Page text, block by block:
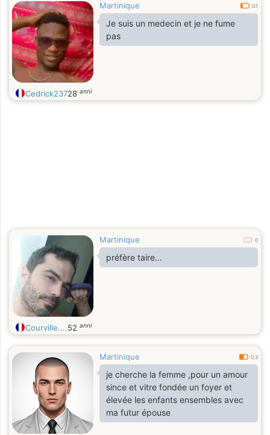
Martinique 0.1
Je suis un medecin et je ne fume
pas
Cedrick23728 anni
Martinique 0
préfère taire…
Courville....52 anni
Martinique 0.3
je cherche la femme ,pour un amour
since et vitre fondée un foyer et
élevée les enfants ensembles avec
ma futur épouse